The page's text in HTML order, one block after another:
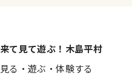
来て見て遊ぶ！木島平村
見る・遊ぶ・体験する